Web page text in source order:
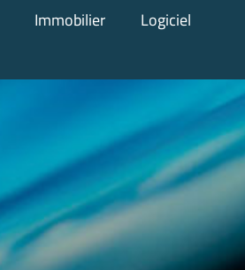
Immobilier Logiciel